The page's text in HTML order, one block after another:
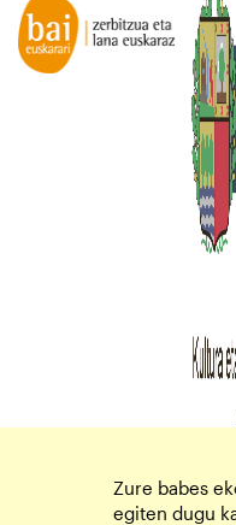
Zure babes
egiten dugu